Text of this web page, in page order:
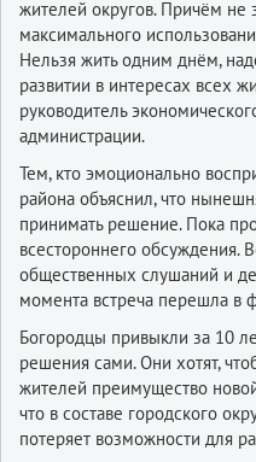
жителей округов. Причём не
максимального
Нельзя жить одним днём,
развитии в интересах всех
руководитель
администрации.
Тем, кто эмоционально
района объяснил, что
принимать решение. Пока
всестороннего обсуждения.
общественных слушаний и
момента встреча перешла в
Богородцы привыкли за 10
решения сами. Они хотят,
жителей преимущество
что в составе городского
потеряет возможности для